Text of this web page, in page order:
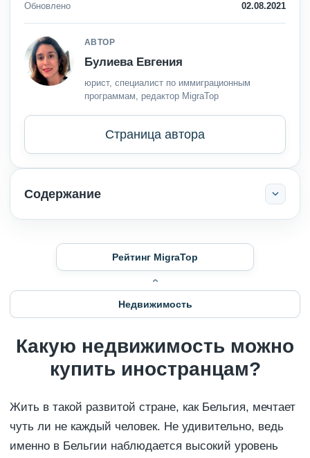
Обновлено
02.08.2021
АВТОР
Булиева Евгения
юрист, специалист по иммиграционным
программам, редактор MigraTop
Страница автора
Содержание
Рейтинг MigraTop
Недвижимость
Какую недвижимость можно
купить иностранцам?
Жить в такой развитой стране, как Бельгия, мечтает
чуть ли не каждый человек. Не удивительно, ведь
именно в Бельгии наблюдается высокий уровень